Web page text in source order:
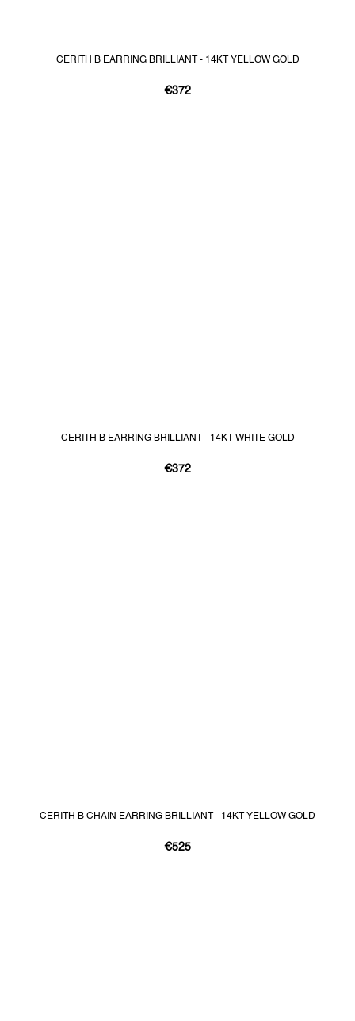
CERITH B EARRING BRILLIANT - 14KT YELLOW GOLD
€372
CERITH B EARRING BRILLIANT - 14KT WHITE GOLD
€372
CERITH B CHAIN EARRING BRILLIANT - 14KT YELLOW GOLD
€525